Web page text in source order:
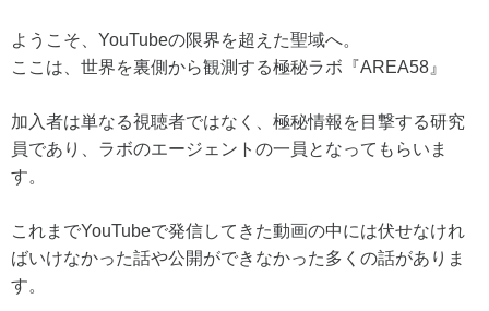
ようこそ、YouTubeの限界を超えた聖域へ。
ここは、世界を裏側から観測する極秘ラボ『AREA58』
加入者は単なる視聴者ではなく、極秘情報を目撃する研究
員であり、ラボのエージェントの一員となってもらいま
す。
これまでYouTubeで発信してきた動画の中には伏せなけれ
ばいけなかった話や公開ができなかった多くの話がありま
す。